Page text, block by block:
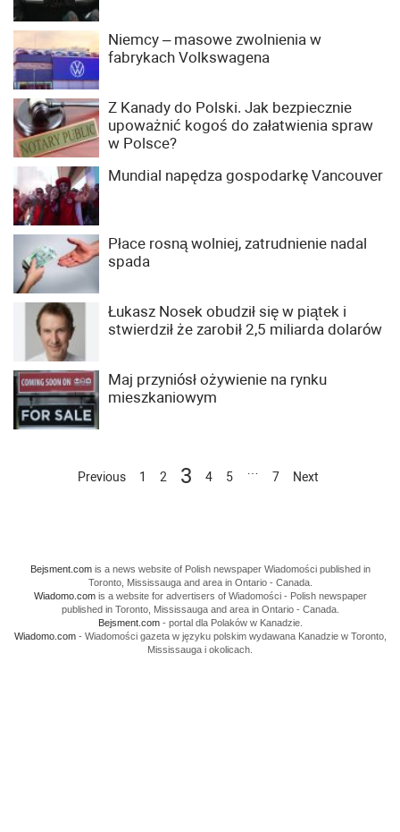
Niemcy – masowe zwolnienia w
fabrykach Volkswagena
Z Kanady do Polski. Jak bezpiecznie
upoważnić kogoś do załatwienia spraw
w Polsce?
Mundial napędza gospodarkę Vancouver
Płace rosną wolniej, zatrudnienie nadal
spada
Łukasz Nosek obudził się w piątek i
stwierdził że zarobił 2,5 miliarda dolarów
Maj przyniósł ożywienie na rynku
mieszkaniowym
Previous 1 2 3 4 5 7 Next
Bejsment.comis a news website of Polish newspaper Wiadomości published in
Toronto, Mississauga and area in Ontario - Canada.
Wiadomo.comis a website for advertisers of Wiadomości - Polish newspaper
published in Toronto, Mississauga and area in Ontario - Canada.
Bejsment.com- portal dla Polaków w Kanadzie.
Wiadomo.com- Wiadomości gazeta w języku polskim wydawana Kanadzie w Toronto,
Mississauga i okolicach.